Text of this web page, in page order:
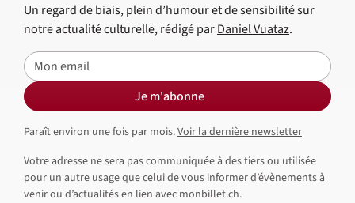
Un regard de biais, plein d’humour et de sensibilité sur
notre actualité culturelle, rédigé parDaniel Vuataz.
E-mail
Je m'abonne
Paraît environ une fois par mois.Voir la dernière newsletter
Votre adresse ne sera pas communiquée à des tiers ou utilisée
pour un autre usage que celui de vous informer d’évènements à
venir ou d’actualités en lien avec monbillet.ch.